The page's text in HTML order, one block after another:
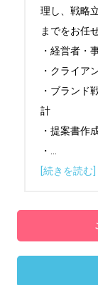
理し、戦略
までをお任
・経営者・
・クライア
・ブランド
計
・提案書作
・
[続きを読む]